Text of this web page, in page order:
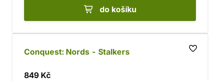
do košíku
Conquest: Nords - Stalkers
849 Kč